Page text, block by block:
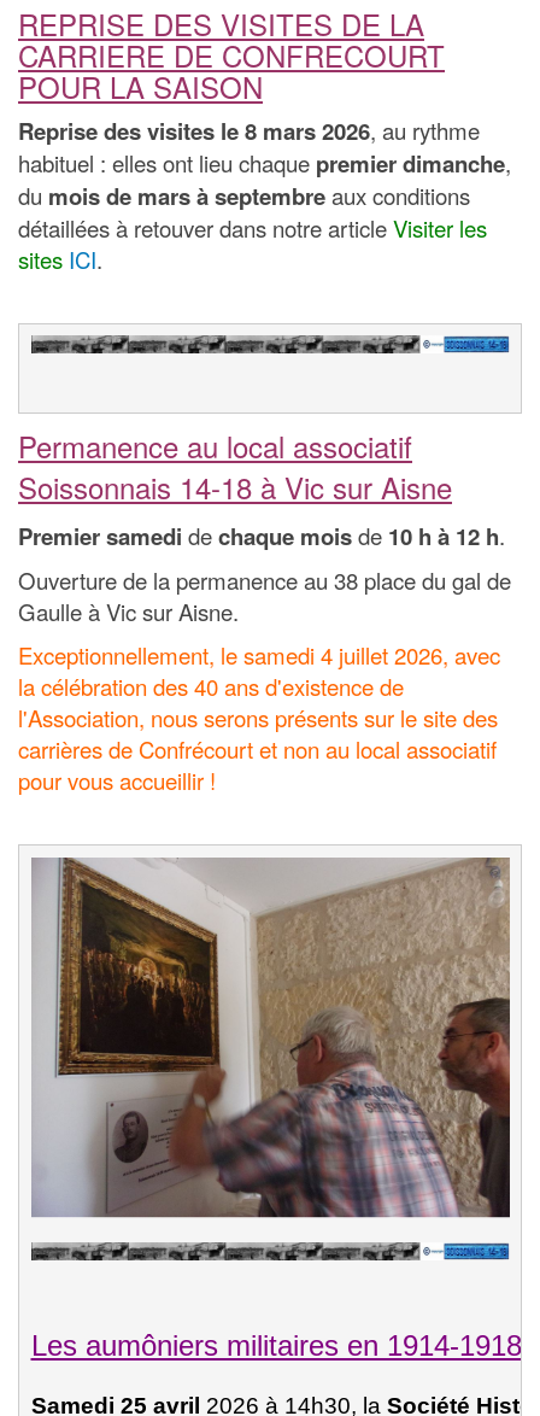
REPRISE DES VISITES DE LA
CARRIERE DE CONFRECOURT
POUR LA SAISON
Reprise des visites le 8 mars 2026, au rythme
habituel : elles ont lieu chaque premier dimanche,
du mois de mars à septembreaux conditions
détaillées à retouver dans notre articleVisiter les
sites ICI.
Permanence au local associatif
Soissonnais 14-18 à Vic sur Aisne
Premier samedi dechaque moisde 10 h à 12 h.
Ouverture de la permanence au 38 place du gal de
Gaulle à Vic sur Aisne.
Exceptionnellement, le samedi 4 juillet 2026, avec
la célébration des 40 ans d'existence de
l'Association, nous serons présents sur le site des
carrières de Confrécourt et non au local associatif
pour vous accueillir !
Les aumôniers militaires en 1914-1918
Samedi 25 avril 2026 à 14h30, la Société